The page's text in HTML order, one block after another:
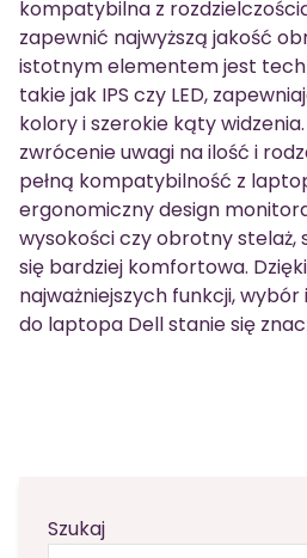
kompatybilna z
zapewnić najwyższą jakość
istotnym elementem jest
takie jak IPS czy LED,
kolory i szerokie kąty
zwrócenie uwagi na ilość i
pełną kompatybilność z
ergonomiczny design
wysokości czy obrotny stelaż,
się bardziej komfortowa.
najważniejszych funkcji,
do laptopa Dell stanie się
Szukaj